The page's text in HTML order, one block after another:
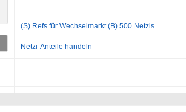
(S) Refs für Wechselmarkt (B) 500 Netzis
Netzi-Anteile handeln